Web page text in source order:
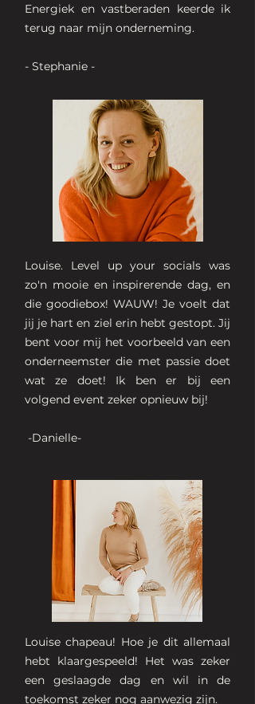
Energiek en vastberaden keerde ik
terug naar mijn onderneming.
- Stephanie -
Louise. Level up your socials was
zo'n mooie en inspirerende dag, en
die goodiebox! WAUW! Je voelt dat
jij je hart en ziel erin hebt gestopt. Jij
bent voor mij het voorbeeld van een
onderneemster die met passie doet
wat ze doet! Ik ben er bij een
volgend event zeker opnieuw bij!
-Danielle-
Louise chapeau! Hoe je dit allemaal
hebt klaargespeeld! Het was zeker
een geslaagde dag en wil in de
toekomst zeker nog aanwezig zijn.